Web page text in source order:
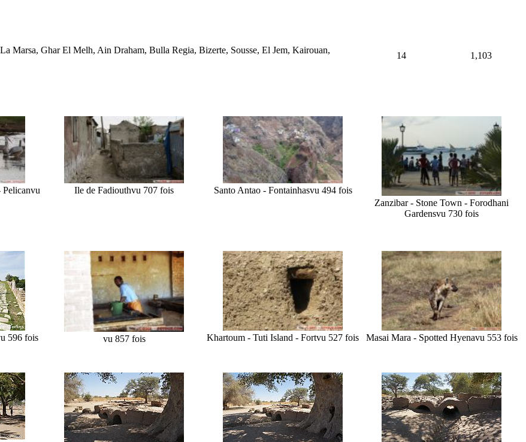
Marsa, Ghar El Melh, Ain Draham, Bulla Regia, Bizerte, Sousse, El Jem, Kairouan,
14 1,103
vu
Ile de Fadiouthvu 707 fois Santo Antao - Fontainhasvu 494 fois
Zanzibar - Stone Town - Forodhani
Gardensvu 730 fois
596 fois vu 857 fois Khartoum - Tuti Island - Fortvu 527 fois Masai Mara - Spotted Hyenavu 553 fois